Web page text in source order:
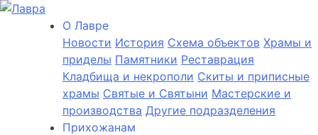
О Лаврe
Новости История Cхема объектов Храмы и
приделы Памятники Реставрация
Кладбища и некрополи Скиты и приписные
храмы Святые и Святыни Мастерские и
производства Другие подразделения
Прихожанам